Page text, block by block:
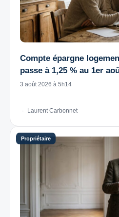
Compte épargne
passe à 1,25 % au 1er
3 août 2026 à 5h14
Laurent Carbonnet